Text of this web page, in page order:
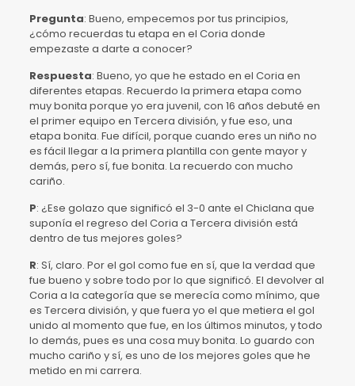
Pregunta: Bueno, empecemos por tus principios,
¿cómo recuerdas tu etapa en el Coria donde
empezaste a darte a conocer?
Respuesta: Bueno, yo que he estado en el Coria en
diferentes etapas. Recuerdo la primera etapa como
muy bonita porque yo era juvenil, con 16 años debuté en
el primer equipo en Tercera división, y fue eso, una
etapa bonita. Fue difícil, porque cuando eres un niño no
es fácil llegar a la primera plantilla con gente mayor y
demás, pero sí, fue bonita. La recuerdo con mucho
cariño.
P: ¿Ese golazo que significó el 3-0 ante el Chiclana que
suponía el regreso del Coria a Tercera división está
dentro de tus mejores goles?
R: Sí, claro. Por el gol como fue en sí, que la verdad que
fue bueno y sobre todo por lo que significó. El devolver al
Coria a la categoría que se merecía como mínimo, que
es Tercera división, y que fuera yo el que metiera el gol
unido al momento que fue, en los últimos minutos, y todo
lo demás, pues es una cosa muy bonita. Lo guardo con
mucho cariño y sí, es uno de los mejores goles que he
metido en mi carrera.